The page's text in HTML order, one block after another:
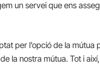
un servei que ens
per l’opció de la
la nostra mútua. Tot i